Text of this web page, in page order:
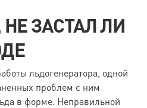
ЗАСТАЛ ЛИ
льдогенератора, одной
проблем с ним
в форме. Неправильной